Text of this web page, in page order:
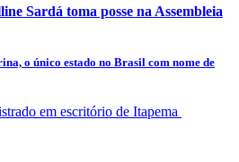
Sardá toma posse na Assembleia
o único estado no Brasil com nome de